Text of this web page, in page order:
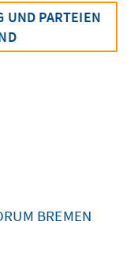
UND PARTEIEN
BREMEN